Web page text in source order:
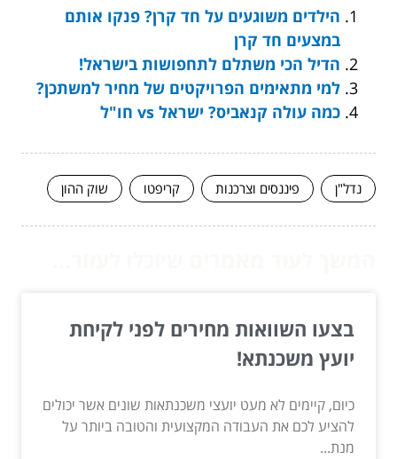
הילדים משוגעים על חד קרן? פנקו אותם
במצעים חד קרן
הדיל הכי משתלם לתחפושות בישראל!
למי מתאימים הפרויקטים של מחיר למשתכן?
כמה עולה קנאביס? ישראל vs חו"ל
נדל"ן פיננסים וצרכנות קריפטו שוק ההון
בצעו השוואות מחירים לפני לקיחת
יועץ משכנתא!
כיום, קיימים לא מעט יועצי משכנתאות שונים אשר יכולים
להציע לכם את העבודה המקצועית והטובה ביותר על
מנת...